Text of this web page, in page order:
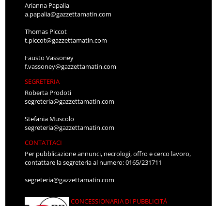
Arianna Papalia
a.papalia@gazzettamatin.com
Thomas Piccot
t.piccot@gazzettamatin.com
Fausto Vassoney
f.vassoney@gazzettamatin.com
SEGRETERIA
Roberta Prodoti
segreteria@gazzettamatin.com
Stefania Muscolo
segreteria@gazzettamatin.com
CONTATTACI
Per pubblicazione annunci, necrologi, offro e cerco lavoro,
contattare la segreteria al numero: 0165/231711
segreteria@gazzettamatin.com
CONCESSIONARIA DI PUBBLICITÀ